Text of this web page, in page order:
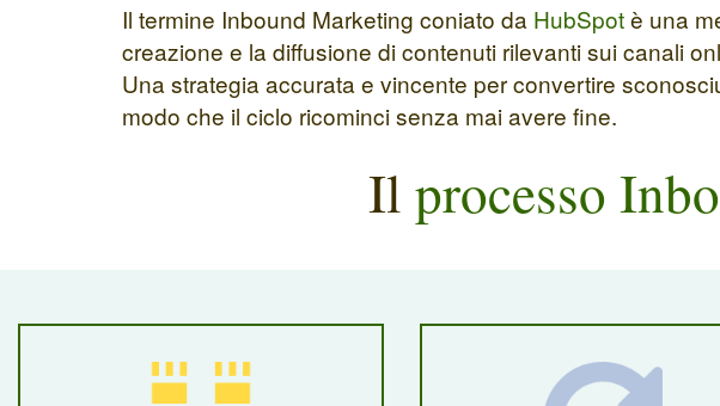
Il termine Inbound Marketing coniato da HubSpotè una
creazione e la diffusione di contenuti rilevanti sui canali
Una strategia accurata e vincente per convertire
modo che il ciclo ricominci senza mai avere fine.
Il processo